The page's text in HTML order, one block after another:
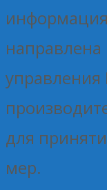
управления
для
мер.